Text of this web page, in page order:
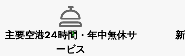
RATINGEN
主要空港24時間・年中無休サ
ービス